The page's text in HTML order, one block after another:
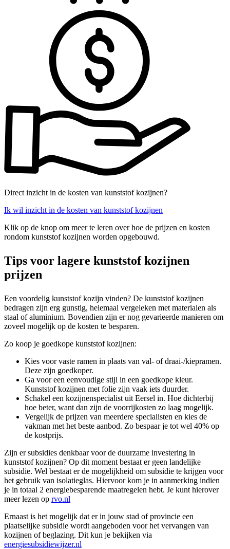
Direct inzicht in de kosten van kunststof kozijnen?
Ik wil inzicht in de kosten van kunststof kozijnen
Klik op de knop om meer te leren over hoe de prijzen en kosten
rondom kunststof kozijnen worden opgebouwd.
Tips voor lagere kunststof kozijnen
prijzen
Een voordelig kunststof kozijn vinden? De kunststof kozijnen
bedragen zijn erg gunstig, helemaal vergeleken met materialen als
staal of aluminium. Bovendien zijn er nog gevarieerde manieren om
zoveel mogelijk op de kosten te besparen.
Zo koop je goedkope kunststof kozijnen:
Kies voor vaste ramen in plaats van val- of draai-/kiepramen.
Deze zijn goedkoper.
Ga voor een eenvoudige stijl in een goedkope kleur.
Kunststof kozijnen met folie zijn vaak iets duurder.
Schakel een kozijnenspecialist uit Eersel in. Hoe dichterbij
hoe beter, want dan zijn de voorrijkosten zo laag mogelijk.
Vergelijk de prijzen van meerdere specialisten en kies de
vakman met het beste aanbod. Zo bespaar je tot wel 40% op
de kostprijs.
Zijn er subsidies denkbaar voor de duurzame investering in
kunststof kozijnen? Op dit moment bestaat er geen landelijke
subsidie. Wel bestaat er de mogelijkheid om subsidie te krijgen voor
het gebruik van isolatieglas. Hiervoor kom je in aanmerking indien
je in totaal 2 energiebesparende maatregelen hebt. Je kunt hierover
meer lezen op rvo.nl
Ernaast is het mogelijk dat er in jouw stad of provincie een
plaatselijke subsidie wordt aangeboden voor het vervangen van
kozijnen of beglazing. Dit kun je bekijken via
energiesubsidiewijzer.nl